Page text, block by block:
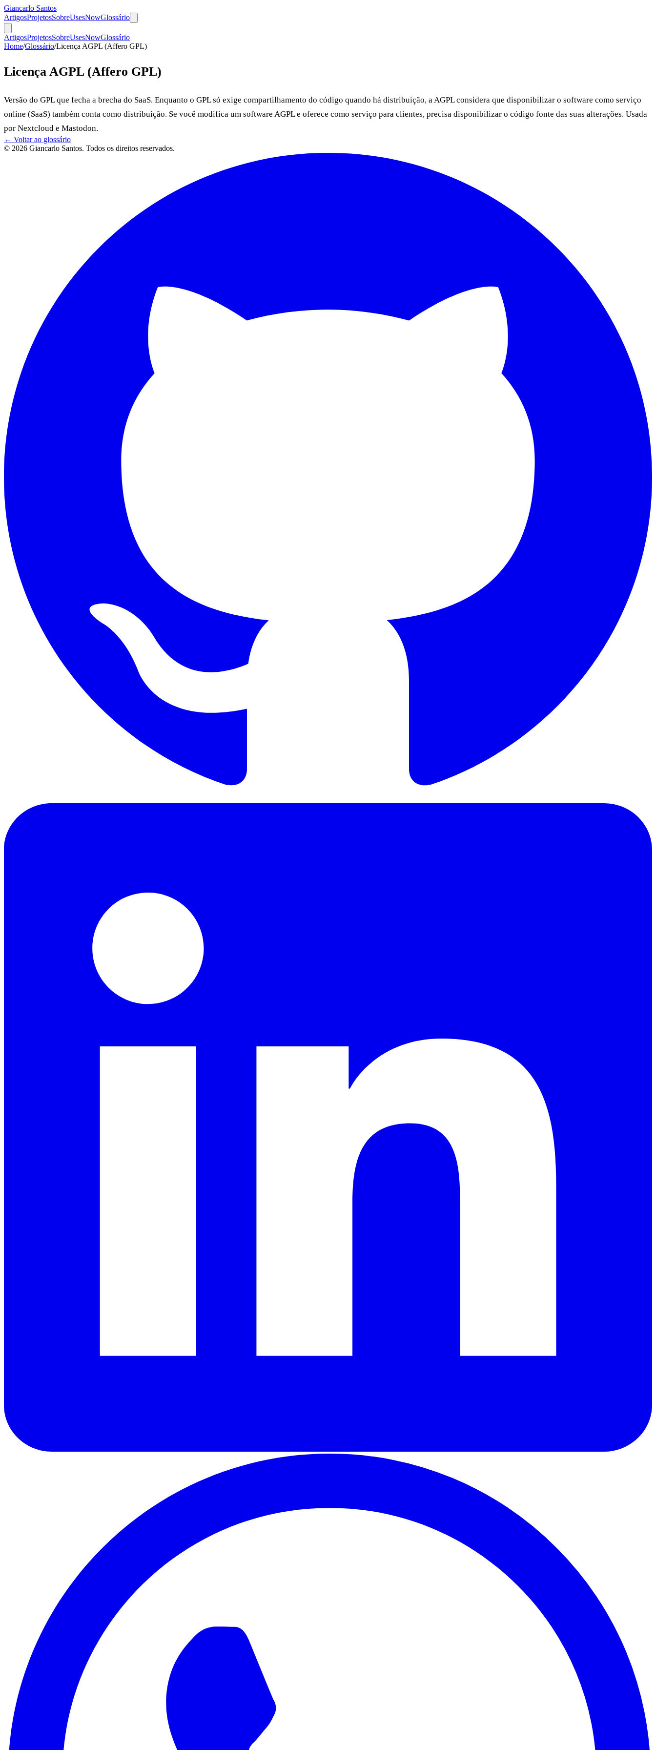
Giancarlo Santos
ArtigosProjetosSobreUsesNowGlossário
ArtigosProjetosSobreUsesNowGlossário
Home/Glossário/Licença AGPL (Affero GPL)
Licença AGPL (Affero GPL)
Versão do GPL que fecha a brecha do SaaS. Enquanto o GPL só exige compartilhamento do código quando há distribuição, a AGPL considera que disponibilizar o software como serviço
online (SaaS) também conta como distribuição. Se você modifica um software AGPL e oferece como serviço para clientes, precisa disponibilizar o código fonte das suas alterações. Usada
por Nextcloud e Mastodon.
← Voltar ao glossário
© 2026 Giancarlo Santos. Todos os direitos reservados.